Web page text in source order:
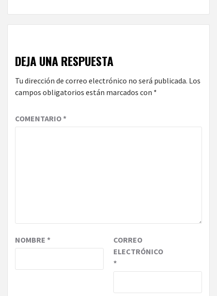
DEJA UNA RESPUESTA
Tu dirección de correo electrónico no será publicada. Los
campos obligatorios están marcados con *
COMENTARIO*
NOMBRE *
CORREO
ELECTRÓNICO
*